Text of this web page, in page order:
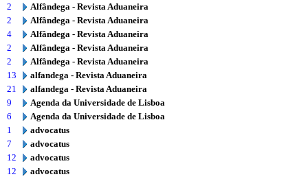
2
Alfândega - Revista Aduaneira
2
Alfândega - Revista Aduaneira
4
Alfândega - Revista Aduaneira
2
Alfândega - Revista Aduaneira
2
Alfândega - Revista Aduaneira
13
alfandega - Revista Aduaneira
21
alfandega - Revista Aduaneira
9
Agenda da Universidade de Lisboa
6
Agenda da Universidade de Lisboa
1
advocatus
7
advocatus
12
advocatus
12
advocatus